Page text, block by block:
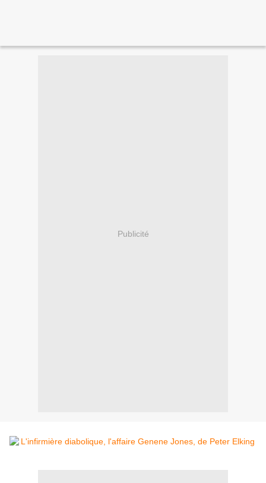
Publicité